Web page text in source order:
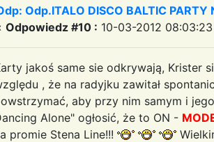
Odp.ITALO DISCO BALTIC PARTY
Odpowiedz #10 : 10-03-2012
jakoś same sie odkrywają, Krister
, że na radyjku zawitał
aby przy nim samym i
Alone" ogłosić, że to ON -
promie Stena Line!!!